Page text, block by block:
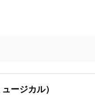
ュージカル）